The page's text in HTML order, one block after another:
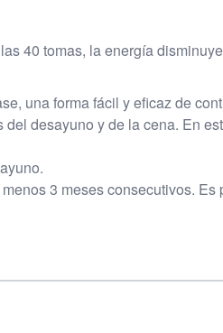
40 tomas, la energía
una forma fácil y eficaz de
desayuno y de la cena. En
3 meses consecutivos.